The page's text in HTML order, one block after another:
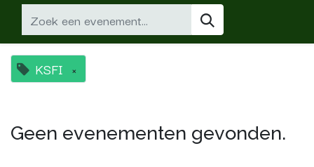
KSFI ×
Geen evenementen gevonden.